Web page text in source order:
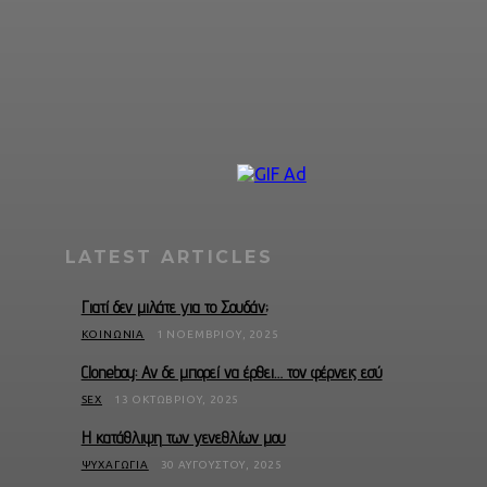
LATEST ARTICLES
Γιατί δεν μιλάτε για το Σουδάν;
ΚΟΙΝΩΝΊΑ 1 ΝΟΕΜΒΡΊΟΥ, 2025
Cloneboy: Αν δε μπορεί να έρθει… τον φέρνεις εσύ
SEX 13 ΟΚΤΩΒΡΊΟΥ, 2025
Η κατάθλιψη των γενεθλίων μου
ΨΥΧΑΓΩΓΊΑ 30 ΑΥΓΟΎΣΤΟΥ, 2025